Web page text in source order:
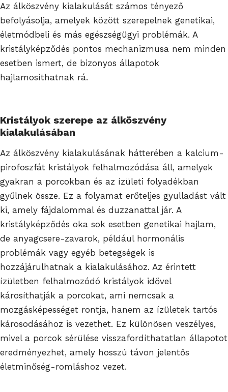
Az álköszvény kialakulását számos tényező
befolyásolja, amelyek között szerepelnek genetikai,
életmódbeli és más egészségügyi problémák. A
kristályképződés pontos mechanizmusa nem minden
esetben ismert, de bizonyos állapotok
hajlamosíthatnak rá.
Kristályok szerepe az álköszvény
kialakulásában
Az álköszvény kialakulásának hátterében a kalcium-
pirofoszfát kristályok felhalmozódása áll, amelyek
gyakran a porcokban és az ízületi folyadékban
gyűlnek össze. Ez a folyamat erőteljes gyulladást vált
ki, amely fájdalommal és duzzanattal jár. A
kristályképződés oka sok esetben genetikai hajlam,
de anyagcsere-zavarok, például hormonális
problémák vagy egyéb betegségek is
hozzájárulhatnak a kialakulásához. Az érintett
ízületben felhalmozódó kristályok idővel
károsíthatják a porcokat, ami nemcsak a
mozgásképességet rontja, hanem az ízületek tartós
károsodásához is vezethet. Ez különösen veszélyes,
mivel a porcok sérülése visszafordíthatatlan állapotot
eredményezhet, amely hosszú távon jelentős
életminőség-romláshoz vezet.